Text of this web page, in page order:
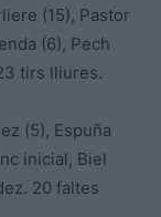
(15), Pastor
(6), Pech
tirs lliures.
(5), Espuña
inicial, Biel
20 faltes